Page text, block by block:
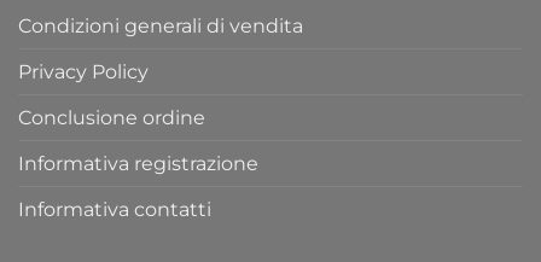
Condizioni generali di vendita
Privacy Policy
Conclusione ordine
Informativa registrazione
Informativa contatti